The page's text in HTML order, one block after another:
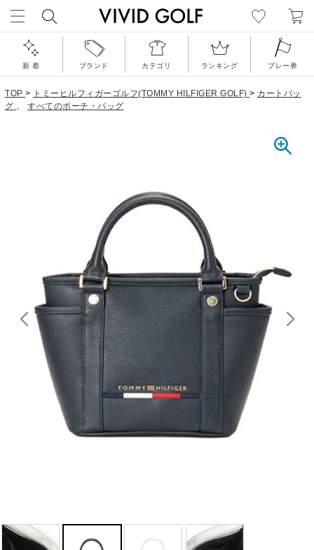
新 着 ブランド カテゴリ ランキング プレー券
TOP > トミーヒルフィガーゴルフ(TOMMY HILFIGER GOLF) > カートバッ
グ 、 すべてのポーチ・バッグ